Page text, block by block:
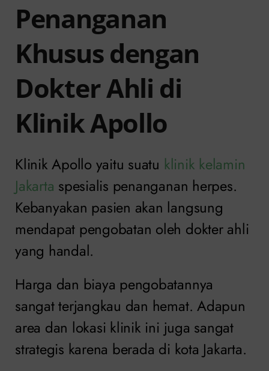
Penanganan
Khusus dengan
Dokter Ahli di
Klinik Apollo
Klinik Apollo yaitu suatu klinik kelamin
Jakarta spesialis penanganan herpes.
Kebanyakan pasien akan langsung
mendapat pengobatan oleh dokter ahli
yang handal.
Harga dan biaya pengobatannya
sangat terjangkau dan hemat. Adapun
area dan lokasi klinik ini juga sangat
strategis karena berada di kota Jakarta.